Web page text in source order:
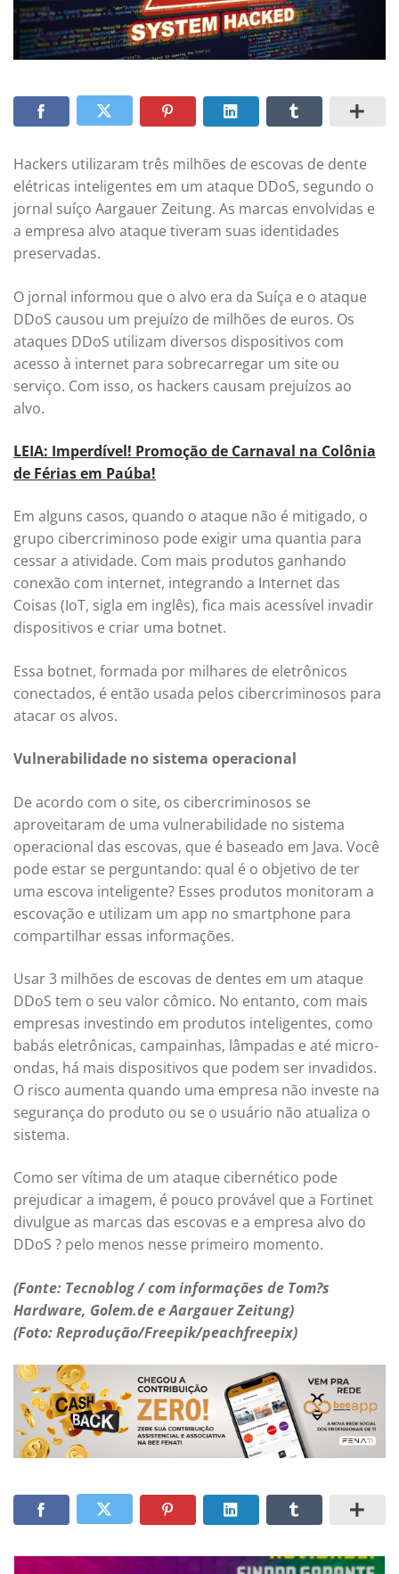
Hackers utilizaram três milhões de escovas de dente
elétricas inteligentes em um ataque DDoS, segundo o
jornal suíço Aargauer Zeitung. As marcas envolvidas e
a empresa alvo ataque tiveram suas identidades
preservadas.
O jornal informou que o alvo era da Suíça e o ataque
DDoS causou um prejuízo de milhões de euros. Os
ataques DDoS utilizam diversos dispositivos com
acesso à internet para sobrecarregar um site ou
serviço. Com isso, os hackers causam prejuízos ao
alvo.
LEIA: Imperdível! Promoção de Carnaval na Colônia
de Férias em Paúba!
Em alguns casos, quando o ataque não é mitigado, o
grupo cibercriminoso pode exigir uma quantia para
cessar a atividade. Com mais produtos ganhando
conexão com internet, integrando a Internet das
Coisas (IoT, sigla em inglês), fica mais acessível invadir
dispositivos e criar uma botnet.
Essa botnet, formada por milhares de eletrônicos
conectados, é então usada pelos cibercriminosos para
atacar os alvos.
Vulnerabilidade no sistema operacional
De acordo com o site, os cibercriminosos se
aproveitaram de uma vulnerabilidade no sistema
operacional das escovas, que é baseado em Java. Você
pode estar se perguntando: qual é o objetivo de ter
uma escova inteligente? Esses produtos monitoram a
escovação e utilizam um app no smartphone para
compartilhar essas informações.
Usar 3 milhões de escovas de dentes em um ataque
DDoS tem o seu valor cômico. No entanto, com mais
empresas investindo em produtos inteligentes, como
babás eletrônicas, campainhas, lâmpadas e até micro-
ondas, há mais dispositivos que podem ser invadidos.
O risco aumenta quando uma empresa não investe na
segurança do produto ou se o usuário não atualiza o
sistema.
Como ser vítima de um ataque cibernético pode
prejudicar a imagem, é pouco provável que a Fortinet
divulgue as marcas das escovas e a empresa alvo do
DDoS ? pelo menos nesse primeiro momento.
(Fonte: Tecnoblog / com informações de Tom?s
Hardware, Golem.de e Aargauer Zeitung)
(Foto: Reprodução/Freepik/peachfreepix)